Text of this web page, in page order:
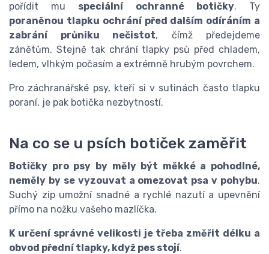
pořídit mu speciální ochranné botičky. Ty
poraněnou tlapku ochrání před dalším odíráním a
zabrání průniku nečistot, čímž předejdeme
zánětům. Stejně tak chrání tlapky psů před chladem,
ledem, vlhkým počasím a extrémně hrubým povrchem.
Pro záchranářské psy, kteří si v sutinách často tlapku
poraní, je pak botička nezbytností.
Na co se u psích botiček zaměřit
Botičky pro psy by měly být měkké a pohodlné,
neměly by se vyzouvat a omezovat psa v pohybu.
Suchý zip umožní snadné a rychlé nazutí a upevnění
přímo na nožku vašeho mazlíčka.
K určení správné velikosti je třeba změřit délku a
obvod přední tlapky, když pes stojí.